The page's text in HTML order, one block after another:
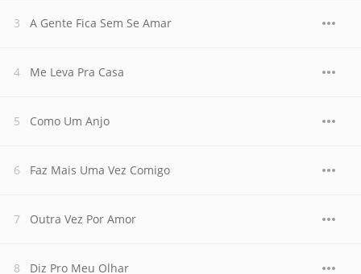
A Gente Fica Sem Se Amar
Me Leva Pra Casa
Como Um Anjo
Faz Mais Uma Vez Comigo
Outra Vez Por Amor
Diz Pro Meu Olhar